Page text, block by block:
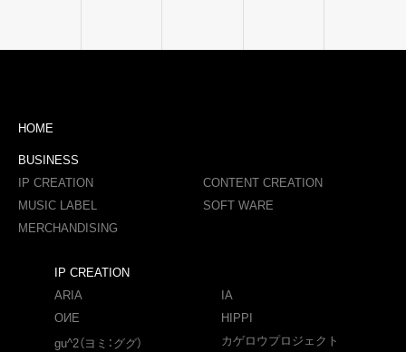
HOME
BUSINESS
IP CREATION
CONTENT CREATION
MUSIC LABEL
SOFT WARE
MERCHANDISING
IP CREATION
ARIA
IA
OИE
HIPPI
gu^2（ヨミ：ググ）
カゲロウプロジェクト